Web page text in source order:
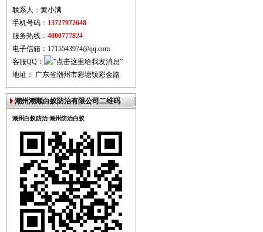
联系人：黄小满
手机号码： 13727972648
服务热线： 4000777824
电子信箱：1715543974@qq.com
客服QQ：
地址： 广东省潮州市彩塘镇彩金路
潮州潮顺白蚁防治有限公司二维码
潮州白蚁防治-潮州防治白蚁